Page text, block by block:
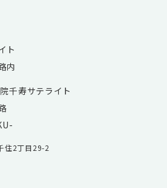
ト
内
千寿サテライト
住2丁目29-2